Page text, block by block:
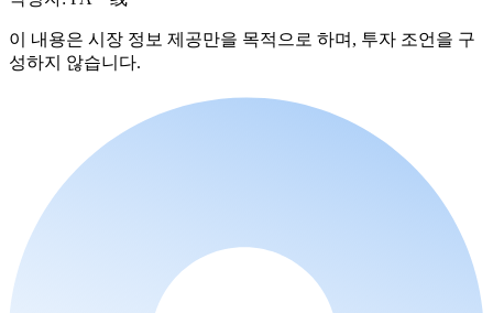
이 내용은 시장 정보 제공만을 목적으로 하며, 투자 조언을 구
성하지 않습니다.